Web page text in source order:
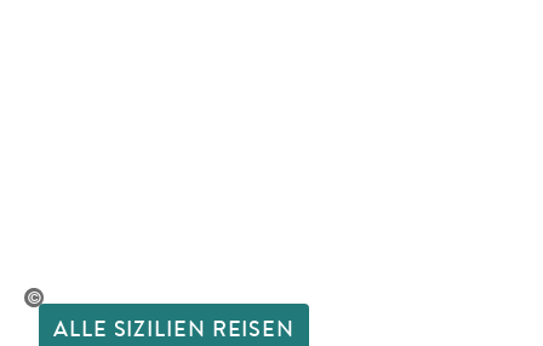
- gty
ALLE SIZILIEN REISEN